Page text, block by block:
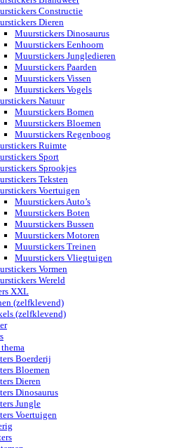
Constructie
Dieren
Muurstickers Dinosaurus
Muurstickers Eenhoorn
Muurstickers Jungledieren
Muurstickers Paarden
Muurstickers Vissen
Muurstickers Vogels
Natuur
Muurstickers Bomen
Muurstickers Bloemen
Muurstickers Regenboog
Ruimte
Sport
Sprookjes
Teksten
Voertuigen
Muurstickers Auto’s
Muurstickers Boten
Muurstickers Bussen
Muurstickers Motoren
Muurstickers Treinen
Muurstickers Vliegtuigen
Vormen
Wereld
XXL
(zelfklevend)
(zelfklevend)
thema
Boerderij
Bloemen
Dieren
Dinosaurus
Jungle
Voertuigen